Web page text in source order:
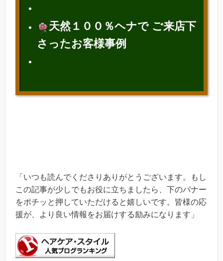
天然１００％ヘナで ご来店下
さったお客様事例
「いつも読んでくださりありがとうございます。もし
この記事が少しでもお役に立ちましたら、下のバナー
をポチッと押していただけると嬉しいです。皆様の応
援が、より良い情報をお届けする励みになります」